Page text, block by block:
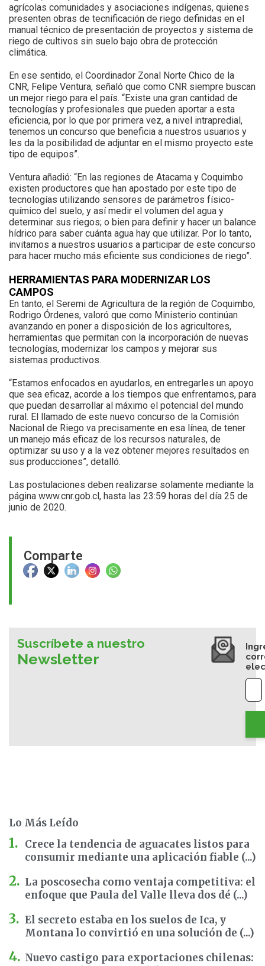
Comparte
agrícolas comunidades y asociaciones indígenas, quienes
presenten obras de tecnificación de riego definidas en el
manual técnico de presentación de proyectos y sistema de
riego de cultivos sin suelo bajo obra de protección
climática.
En ese sentido, el Coordinador Zonal Norte Chico de la
CNR, Felipe Ventura, señaló que como CNR siempre buscan
un mejor riego para el país. “Existe una gran cantidad de
tecnologías y profesionales que pueden aportar a esta
eficiencia, por lo que por primera vez, a nivel intrapredial,
tenemos un concurso que beneficia a nuestros usuarios y
les da la posibilidad de adjuntar en el mismo proyecto este
tipo de equipos”.
Ventura añadió: “En las regiones de Atacama y Coquimbo
existen productores que han apostado por este tipo de
tecnologías utilizando sensores de parámetros físico-
químico del suelo, y así medir el volumen del agua y
determinar sus riegos; o bien para definir y hacer un balance
hídrico para saber cuánta agua hay que utilizar. Por lo tanto,
invitamos a nuestros usuarios a participar de este concurso
para hacer mucho más eficiente sus condiciones de riego”.
HERRAMIENTAS PARA MODERNIZAR LOS
CAMPOS
En tanto, el Seremi de Agricultura de la región de Coquimbo,
Rodrigo Órdenes, valoró que como Ministerio continúan
avanzando en poner a disposición de los agricultores,
herramientas que permitan con la incorporación de nuevas
tecnologías, modernizar los campos y mejorar sus
sistemas productivos.
“Estamos enfocados en ayudarlos, en entregarles un apoyo
que sea eficaz, acorde a los tiempos que enfrentamos, para
que puedan desarrollar al máximo el potencial del mundo
rural. El llamado de este nuevo concurso de la Comisión
Nacional de Riego va precisamente en esa línea, de tener
un manejo más eficaz de los recursos naturales, de
optimizar su uso y a la vez obtener mejores resultados en
sus producciones”, detalló.
Las postulaciones deben realizarse solamente mediante la
página www.cnr.gob.cl, hasta las 23:59 horas del día 25 de
junio de 2020.
Suscríbete a nuestro
Newsletter
Lo Más Leído
Crece la tendencia de aguacates listos para
consumir mediante una aplicación fiable (...)
La poscosecha como ventaja competitiva: el
enfoque que Paula del Valle lleva dos dé (...)
El secreto estaba en los suelos de Ica, y
Montana lo convirtió en una solución de (...)
Nuevo castigo para exportaciones chilenas: